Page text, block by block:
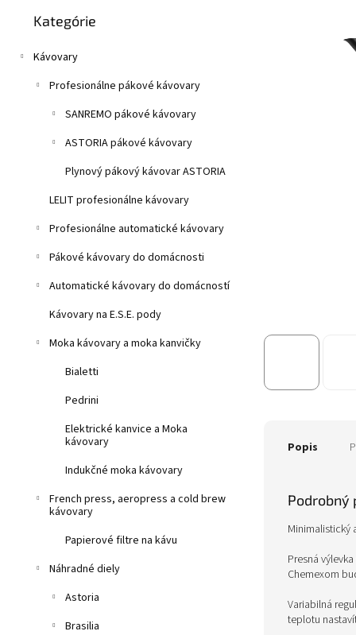
n
e
kategórie
Kategórie
Kávovary
Profesionálne pákové kávovary
SANREMO pákové kávovary
ASTORIA pákové kávovary
Plynový pákový kávovar ASTORIA
LELIT profesionálne kávovary
Profesionálne automatické kávovary
Pákové kávovary do domácnosti
Automatické kávovary do domácností
Kávovary na E.S.E. pody
Moka kávovary a moka kanvičky
Bialetti
Pedrini
Elektrické kanvice a Moka
kávovary
Indukčné moka kávovary
French press, aeropress a cold brew
kávovary
Papierové filtre na kávu
Náhradné diely
Astoria
Brasilia
Popis
Podrobný
Minimalistický
Presná
Chemexom
Variabilná
teplotu